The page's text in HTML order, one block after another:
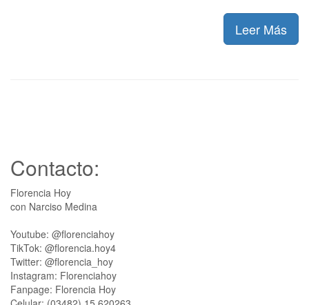
Leer Más
Contacto:
Florencia Hoy
con Narciso Medina
Youtube: @florenciahoy
TikTok: @florencia.hoy4
Twitter: @florencia_hoy
Instagram: Florenciahoy
Fanpage: Florencia Hoy